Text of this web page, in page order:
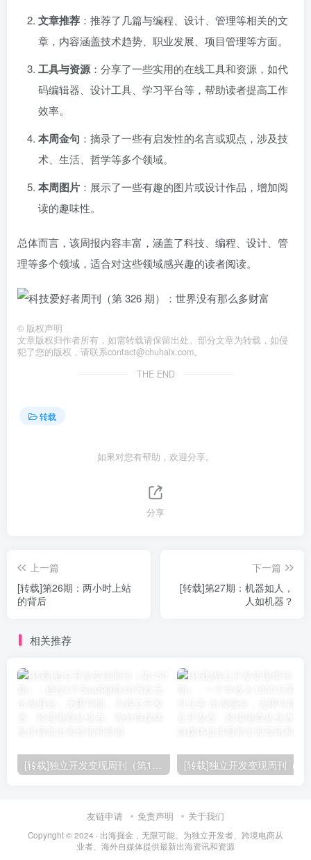
文章推荐 ：推荐了几篇与编程、设计、管理等相关的文
章，内容涵盖技术趋势、职业发展、项目管理等方面。
工具与资源 ：分享了一些实用的在线工具和资源，如代
码编辑器、设计工具、学习平台等，帮助读者提高工作
效率。
本周金句 ：摘录了一些有启发性的名言或观点，涉及技
术、生活、哲学等多个领域。
本周图片 ：展示了一些有趣的图片或设计作品，增加阅
读的趣味性。
总体而言，该周报内容丰富，涵盖了科技、编程、设计、管
理等多个领域，适合对这些领域感兴趣的读者阅读。
© 版权声明
文章版权归作者所有，如需转载请保留出处。部分文章为转载，如侵
犯了您的版权，请联系contact@chuhaix.com。
THE END
转载
如果对您有帮助，欢迎分享。
分享
上一篇
[转载]第26期：两小时上站
的背后
下一篇
[转载]第27期：机器如人，
人如机器？
相关推荐
友链申请 免责声明 关于我们
Copyright © 2024 · 出海掘金，无限可能。为独立开发者、跨境电商从
业者、海外自媒体提供最新出海资讯和资源